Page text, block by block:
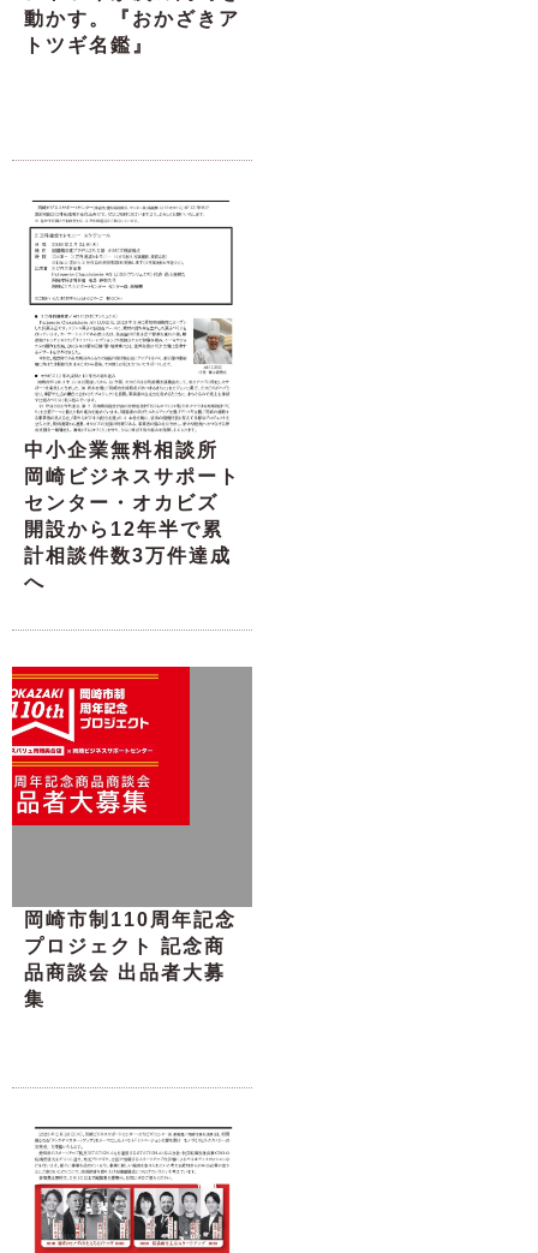
動かす。『おかざきア
トツギ名鑑』
中小企業無料相談所
岡崎ビジネスサポート
センター・オカビズ
開設から12年半で累
計相談件数3万件達成
へ
岡崎市制110周年記念
プロジェクト 記念商
品商談会 出品者大募
集